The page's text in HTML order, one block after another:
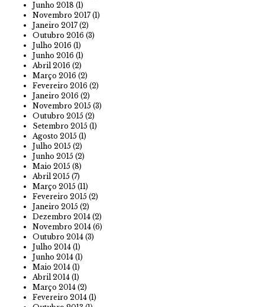
Junho 2018 (1)
Novembro 2017 (1)
Janeiro 2017 (2)
Outubro 2016 (3)
Julho 2016 (1)
Junho 2016 (1)
Abril 2016 (2)
Março 2016 (2)
Fevereiro 2016 (2)
Janeiro 2016 (2)
Novembro 2015 (3)
Outubro 2015 (2)
Setembro 2015 (1)
Agosto 2015 (1)
Julho 2015 (2)
Junho 2015 (2)
Maio 2015 (8)
Abril 2015 (7)
Março 2015 (11)
Fevereiro 2015 (2)
Janeiro 2015 (2)
Dezembro 2014 (2)
Novembro 2014 (6)
Outubro 2014 (3)
Julho 2014 (1)
Junho 2014 (1)
Maio 2014 (1)
Abril 2014 (1)
Março 2014 (2)
Fevereiro 2014 (1)